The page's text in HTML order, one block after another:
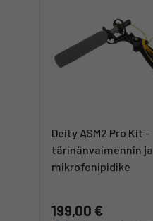
Deity ASM2 Pro Kit -
tärinänvaimennin ja
mikrofonipidike
199,00 €